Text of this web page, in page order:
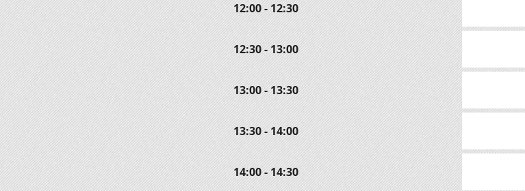
12:00 - 12:30
12:30 - 13:00
13:00 - 13:30
13:30 - 14:00
14:00 - 14:30